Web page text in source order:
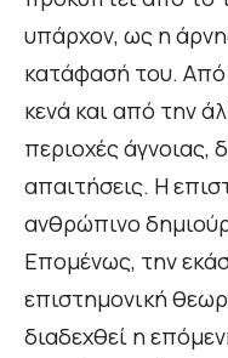
υπάρχον, ως η
κατάφασή του. Από
κενά και από την
περιοχές άγνοιας,
απαιτήσεις. Η
ανθρώπινο
Επομένως, την
επιστημονική
διαδεχθεί η